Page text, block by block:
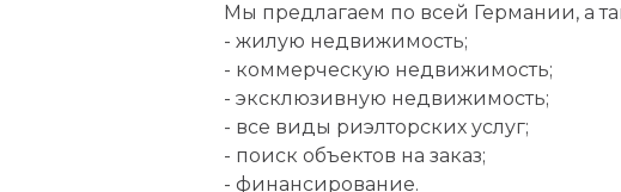
Мы предлагаем по всей Германии, а
- жилую недвижимость;
- коммерческую недвижимость;
- эксклюзивную недвижимость;
- все виды риэлторских услуг;
- поиск объектов на заказ;
- финансирование.